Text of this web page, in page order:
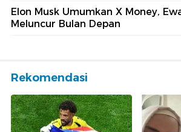
Elon Musk Umumkan X Money,
Meluncur Bulan Depan
Rekomendasi